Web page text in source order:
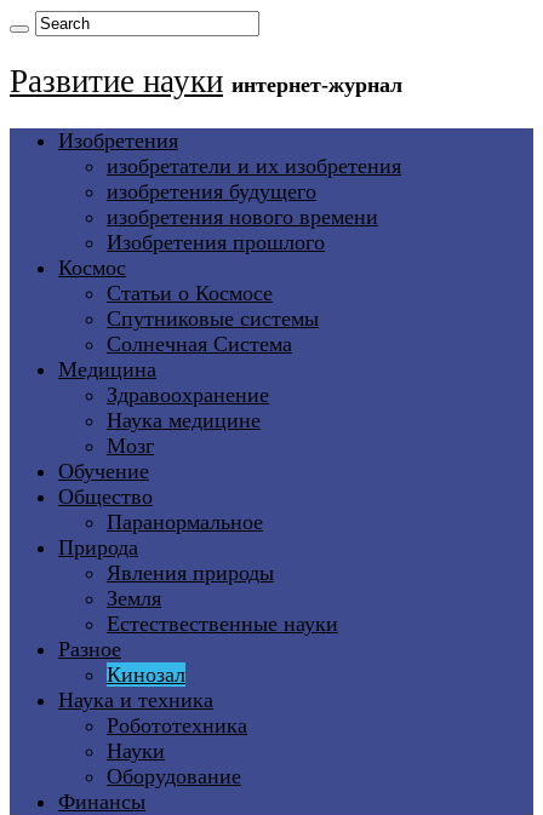
Развитие науки интернет-журнал
Изобретения
изобретатели и их изобретения
изобретения будущего
изобретения нового времени
Изобретения прошлого
Космос
Статьи о Космосе
Спутниковые системы
Солнечная Система
Медицина
Здравоохранение
Наука медицине
Мозг
Обучение
Общество
Паранормальное
Природа
Явления природы
Земля
Естествественные науки
Разное
Кинозал
Наука и техника
Робототехника
Науки
Оборудование
Финансы